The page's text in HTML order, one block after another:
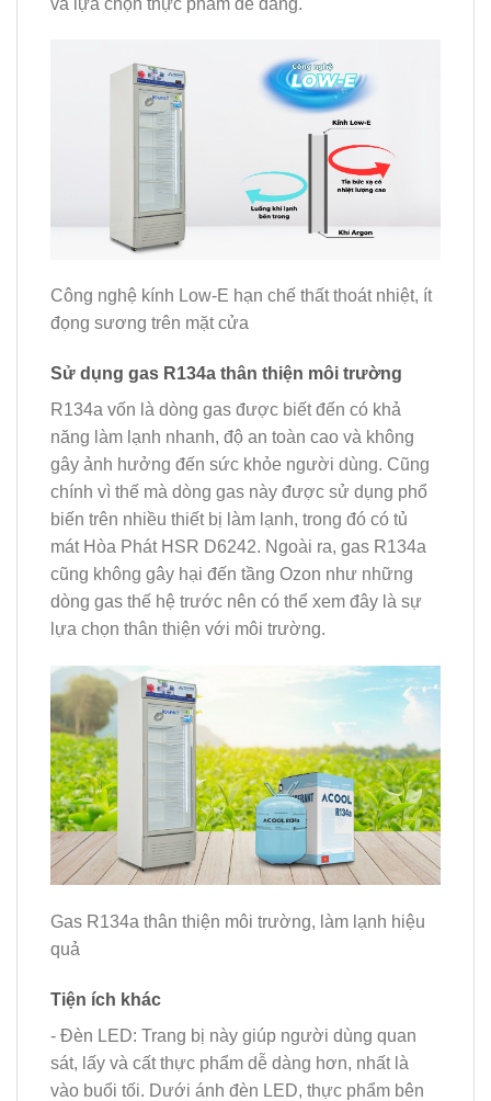
Công nghệ kính Low-E hạn chế thất thoát nhiệt, ít
đọng sương trên mặt cửa
Sử dụng gas R134a thân thiện môi trường
R134a vốn là dòng gas được biết đến có khả
năng làm lạnh nhanh, độ an toàn cao và không
gây ảnh hưởng đến sức khỏe người dùng. Cũng
chính vì thế mà dòng gas này được sử dụng phổ
biến trên nhiều thiết bị làm lạnh, trong đó có tủ
mát Hòa Phát HSR D6242. Ngoài ra, gas R134a
cũng không gây hại đến tầng Ozon như những
dòng gas thế hệ trước nên có thể xem đây là sự
lựa chọn thân thiện với môi trường.
Gas R134a thân thiện môi trường, làm lạnh hiệu
quả
Tiện ích khác
- Đèn LED: Trang bị này giúp người dùng quan
sát, lấy và cất thực phẩm dễ dàng hơn, nhất là
vào buổi tối. Dưới ánh đèn LED, thực phẩm bên